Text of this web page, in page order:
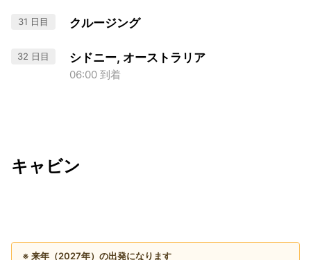
31 日目 クルージング
32 日目 シドニー, オーストラリア
06:00 到着
キャビン
※ 来年（2027年）の出発になります